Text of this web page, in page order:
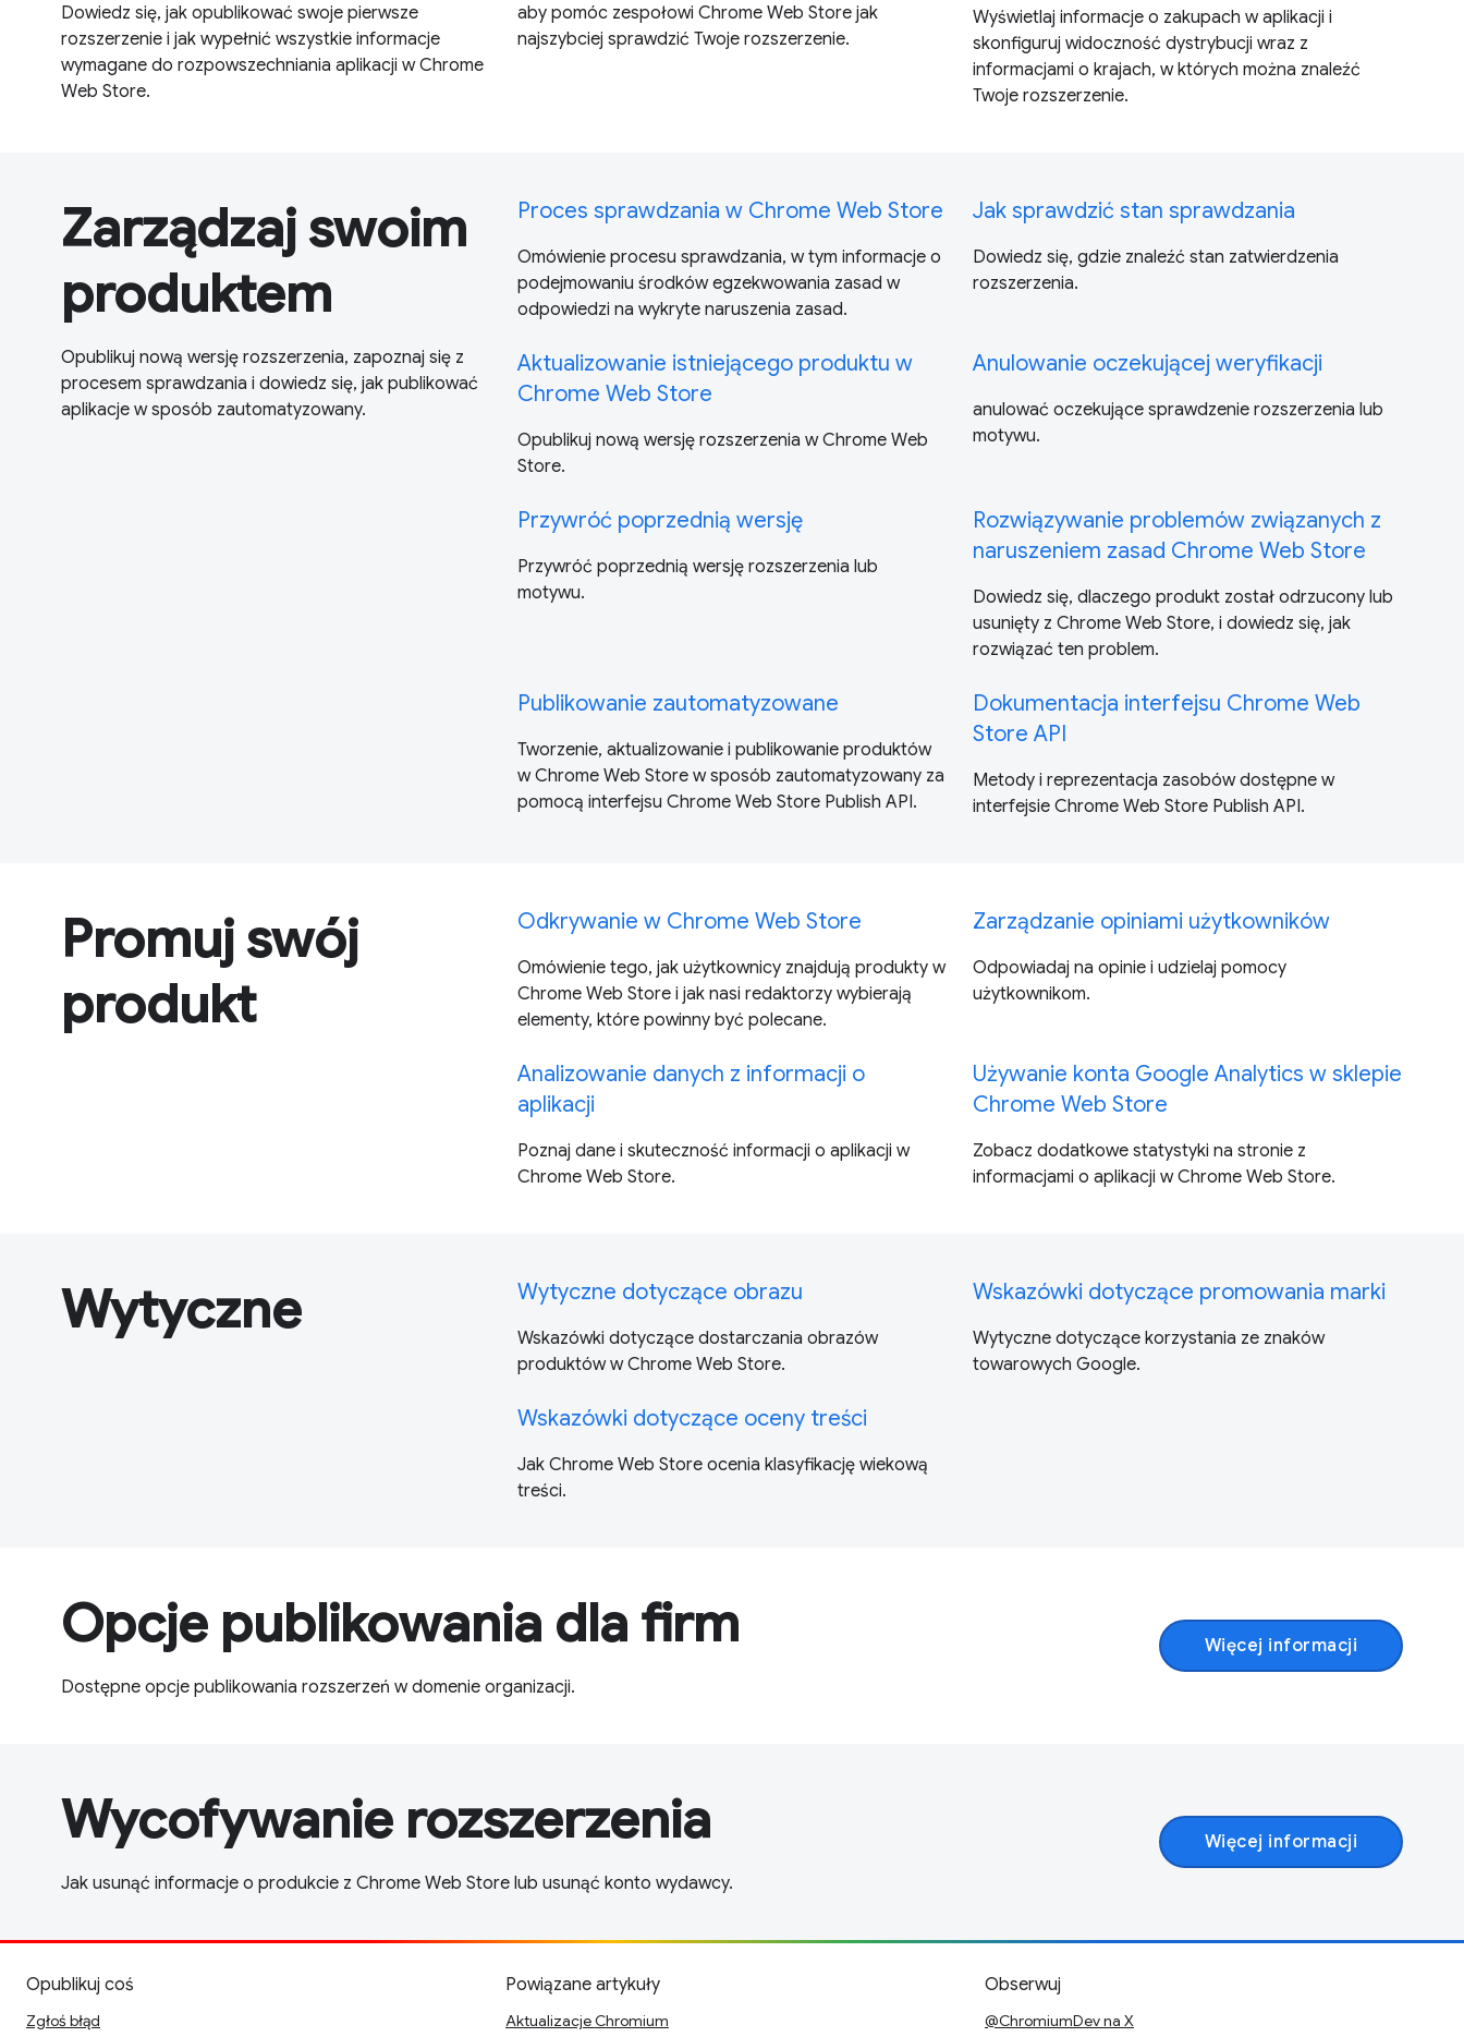
Dowiedz się, jak opublikować swoje pierwsze
rozszerzenie i jak wypełnić wszystkie informacje
wymagane do rozpowszechniania aplikacji w Chrome
Web Store.
aby pomóc zespołowi Chrome Web Store jak
najszybciej sprawdzić Twoje rozszerzenie.
Wyświetlaj informacje o zakupach w aplikacji i
skonfiguruj widoczność dystrybucji wraz z
informacjami o krajach, w których można znaleźć
Twoje rozszerzenie.
Zarządzaj swoim
produktem
Opublikuj nową wersję rozszerzenia, zapoznaj się z
procesem sprawdzania i dowiedz się, jak publikować
aplikacje w sposób zautomatyzowany.
Proces sprawdzania w Chrome Web Store
Omówienie procesu sprawdzania, w tym informacje o
podejmowaniu środków egzekwowania zasad w
odpowiedzi na wykryte naruszenia zasad.
Jak sprawdzić stan sprawdzania
Dowiedz się, gdzie znaleźć stan zatwierdzenia
rozszerzenia.
Aktualizowanie istniejącego produktu w
Chrome Web Store
Opublikuj nową wersję rozszerzenia w Chrome Web
Store.
Anulowanie oczekującej weryfikacji
anulować oczekujące sprawdzenie rozszerzenia lub
motywu.
Przywróć poprzednią wersję
Przywróć poprzednią wersję rozszerzenia lub
motywu.
Rozwiązywanie problemów związanych z
naruszeniem zasad Chrome Web Store
Dowiedz się, dlaczego produkt został odrzucony lub
usunięty z Chrome Web Store, i dowiedz się, jak
rozwiązać ten problem.
Publikowanie zautomatyzowane
Tworzenie, aktualizowanie i publikowanie produktów
w Chrome Web Store w sposób zautomatyzowany za
pomocą interfejsu Chrome Web Store Publish API.
Dokumentacja interfejsu Chrome Web
Store API
Metody i reprezentacja zasobów dostępne w
interfejsie Chrome Web Store Publish API.
Promuj swój
produkt
Odkrywanie w Chrome Web Store
Omówienie tego, jak użytkownicy znajdują produkty w
Chrome Web Store i jak nasi redaktorzy wybierają
elementy, które powinny być polecane.
Zarządzanie opiniami użytkowników
Odpowiadaj na opinie i udzielaj pomocy
użytkownikom.
Analizowanie danych z informacji o
aplikacji
Poznaj dane i skuteczność informacji o aplikacji w
Chrome Web Store.
Używanie konta Google Analytics w sklepie
Chrome Web Store
Zobacz dodatkowe statystyki na stronie z
informacjami o aplikacji w Chrome Web Store.
Wytyczne Wytyczne dotyczące obrazu
Wskazówki dotyczące dostarczania obrazów
produktów w Chrome Web Store.
Wskazówki dotyczące promowania marki
Wytyczne dotyczące korzystania ze znaków
towarowych Google.
Wskazówki dotyczące oceny treści
Jak Chrome Web Store ocenia klasyfikację wiekową
treści.
Opcje publikowania dla firm
Dostępne opcje publikowania rozszerzeń w domenie organizacji.
Więcej informacji
Wycofywanie rozszerzenia
Jak usunąć informacje o produkcie z Chrome Web Store lub usunąć konto wydawcy.
Więcej informacji
Opublikuj coś
Zgłoś błąd
Powiązane artykuły
Aktualizacje Chromium
Obserwuj
@ChromiumDev na X